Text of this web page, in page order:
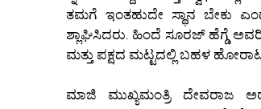
ತಮಗೆ ಇಂತಹುದೇ ಸ್ಥಾನ ಬೇಕು
ಶ್ಲಾಘಿಸಿದರು. ಹಿಂದೆ ಸೂರಜ್ ಹೆಗ್ಡೆ
ಮತ್ತು ಪಕ್ಷದ ಮಟ್ಟದಲ್ಲಿ ಬಹಳ
ಮಾಜಿ ಮುಖ್ಯಮಂತ್ರಿ ದೇವರಾಜ